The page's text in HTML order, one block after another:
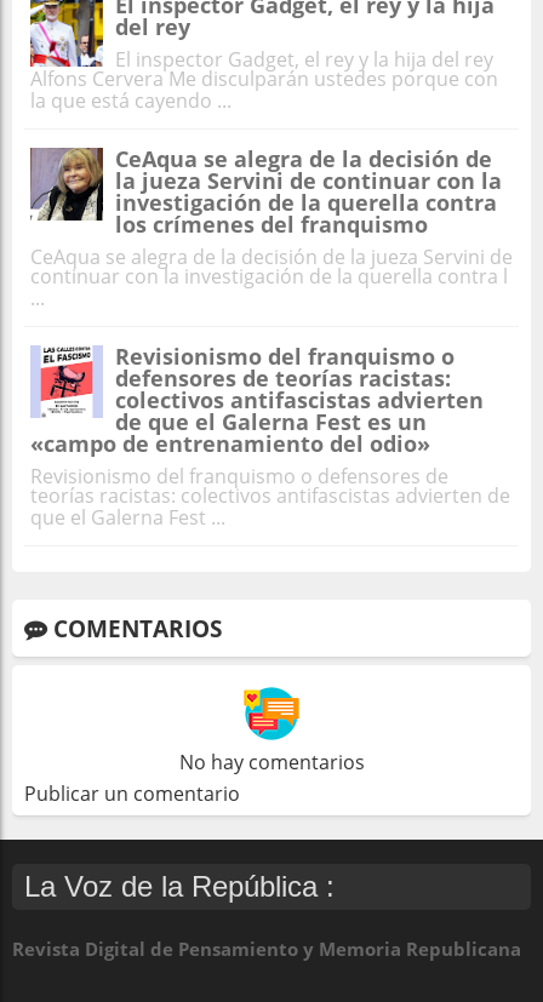
del rey
El inspector Gadget, el rey y la hija del rey
Alfons Cervera Me disculparán ustedes porque con
la que está cayendo ...
CeAqua se alegra de la decisión de
la jueza Servini de continuar con la
investigación de la querella contra
los crímenes del franquismo
CeAqua se alegra de la decisión de la jueza Servini de
continuar con la investigación de la querella contra l
...
Revisionismo del franquismo o
defensores de teorías racistas:
colectivos antifascistas advierten
de que el Galerna Fest es un
«campo de entrenamiento del odio»
Revisionismo del franquismo o defensores de
teorías racistas: colectivos antifascistas advierten de
que el Galerna Fest ...
COMENTARIOS
No hay comentarios
Publicar un comentario
La Voz de la República :
Revista Digital de Pensamiento y Memoria Republicana